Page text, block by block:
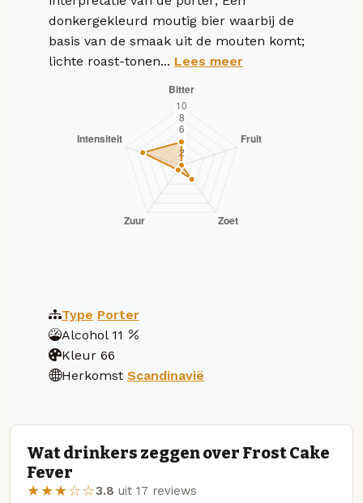
donkergekleurd moutig bier waarbij de
basis van de smaak uit de mouten komt;
lichte roast-tonen... Lees meer
Type Porter
Alcohol 11
Kleur 66
Herkomst Scandinavië
Wat drinkers zeggen over Frost Cake
Fever
★★★☆☆3.8 uit 17 reviews